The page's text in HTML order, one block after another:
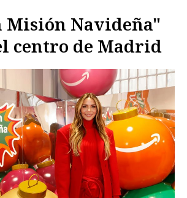
Misión Navideña"
centro de Madrid